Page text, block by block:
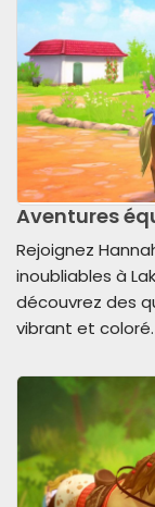
Aventures
Rejoignez
inoubliables à
découvrez des
vibrant et coloré.